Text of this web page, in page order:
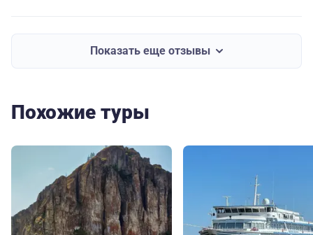
Показать еще отзывы
Похожие туры